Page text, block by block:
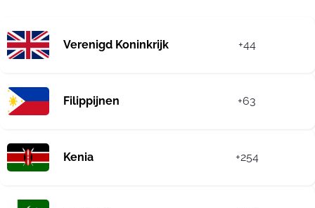
Verenigd Koninkrijk +44
Filippijnen +63
Kenia +254